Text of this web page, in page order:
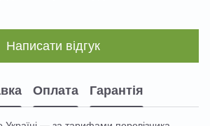
Написати відгук
Оплата Гарантія